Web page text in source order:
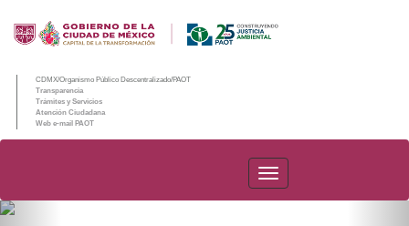
CDMX/Organismo Público Descentralizado/PAOT
Transparencia
Trámites y Servicios
Atención Ciudadana
Web e-mail PAOT
PAOT